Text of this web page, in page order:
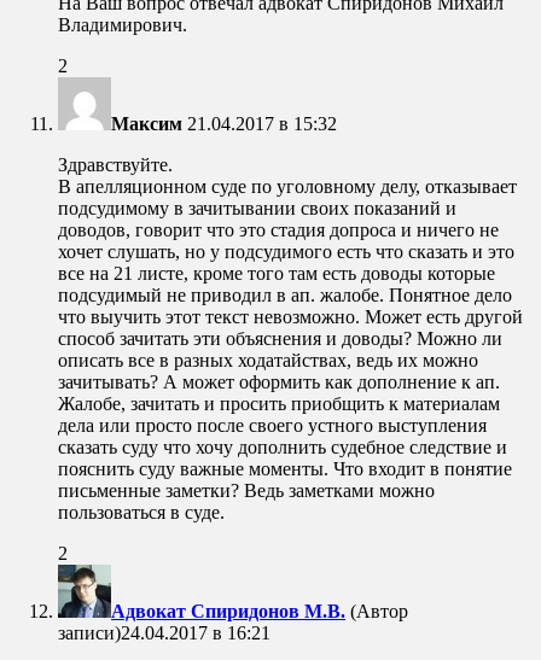
Владимирович.
2
Максим 21.04.2017 в 15:32
Здравствуйте.
В апелляционном суде по уголовному делу, отказывает
подсудимому в зачитывании своих показаний и
доводов, говорит что это стадия допроса и ничего не
хочет слушать, но у подсудимого есть что сказать и это
все на 21 листе, кроме того там есть доводы которые
подсудимый не приводил в ап. жалобе. Понятное дело
что выучить этот текст невозможно. Может есть другой
способ зачитать эти объяснения и доводы? Можно ли
описать все в разных ходатайствах, ведь их можно
зачитывать? А может оформить как дополнение к ап.
Жалобе, зачитать и просить приобщить к материалам
дела или просто после своего устного выступления
сказать суду что хочу дополнить судебное следствие и
пояснить суду важные моменты. Что входит в понятие
письменные заметки? Ведь заметками можно
пользоваться в суде.
2
Адвокат Спиридонов М.В. (Автор
записи)24.04.2017 в 16:21